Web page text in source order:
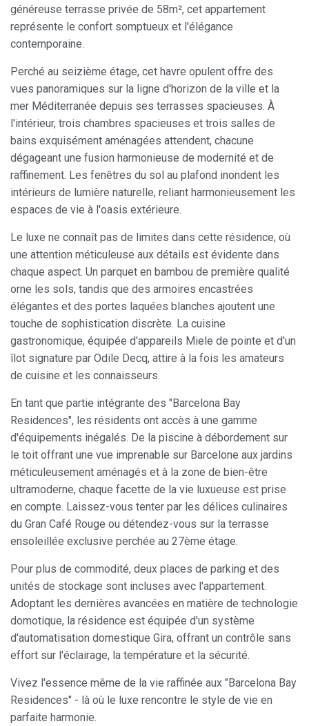
généreuse terrasse privée de 58m², cet appartement
représente le confort somptueux et l'élégance
contemporaine.
Perché au seizième étage, cet havre opulent offre des
vues panoramiques sur la ligne d'horizon de la ville et la
mer Méditerranée depuis ses terrasses spacieuses. À
l'intérieur, trois chambres spacieuses et trois salles de
bains exquisément aménagées attendent, chacune
dégageant une fusion harmonieuse de modernité et de
raffinement. Les fenêtres du sol au plafond inondent les
intérieurs de lumière naturelle, reliant harmonieusement les
espaces de vie à l'oasis extérieure.
Le luxe ne connaît pas de limites dans cette résidence, où
une attention méticuleuse aux détails est évidente dans
chaque aspect. Un parquet en bambou de première qualité
orne les sols, tandis que des armoires encastrées
élégantes et des portes laquées blanches ajoutent une
touche de sophistication discrète. La cuisine
gastronomique, équipée d'appareils Miele de pointe et d'un
îlot signature par Odile Decq, attire à la fois les amateurs
de cuisine et les connaisseurs.
En tant que partie intégrante des "Barcelona Bay
Residences", les résidents ont accès à une gamme
d'équipements inégalés. De la piscine à débordement sur
le toit offrant une vue imprenable sur Barcelone aux jardins
méticuleusement aménagés et à la zone de bien-être
ultramoderne, chaque facette de la vie luxueuse est prise
en compte. Laissez-vous tenter par les délices culinaires
du Gran Café Rouge ou détendez-vous sur la terrasse
ensoleillée exclusive perchée au 27ème étage.
Pour plus de commodité, deux places de parking et des
unités de stockage sont incluses avec l'appartement.
Adoptant les dernières avancées en matière de technologie
domotique, la résidence est équipée d'un système
d'automatisation domestique Gira, offrant un contrôle sans
effort sur l'éclairage, la température et la sécurité.
Vivez l'essence même de la vie raffinée aux "Barcelona Bay
Residences" - là où le luxe rencontre le style de vie en
parfaite harmonie.
Modifier les cookies
Technique et Fonctionnel
informations afin d'améliorer nos services. Si vous
continuez à naviguer, vous acceptez leur installation.
L'utilisateur a la possibilité de configurer son navigateur,
pouvant, s'il le souhaite, empêcher leur installation sur son
disque dur, même s'il doit garder à l'esprit qu'une telle
action peut entraîner des difficultés de navigation sur le
site.
Analyse et Personnalisation
Ils permettent le suivi et l'analyse du comportement des
utilisateurs de ce site. Les informations collectées via ce
type de cookies sont utilisées pour mesurer l'activité du
utilisateurs afin d'introduire des améliorations basées sur
l'analyse des données d'utilisation effectuée par les
utilisateurs du service. . Ils nous permettent de
sauvegarder les informations de préférence de l'utilisateur
pour améliorer la qualité de nos services et offrir une
meilleure expérience grâce aux produits recommandés.
Marketing et Publicité
Ces cookies sont utilisés pour stocker des informations sur
les préférences et les choix personnels de l'utilisateur
grâce à l'observation continue de ses habitudes de
navigation. Grâce à eux, nous pouvons connaître les